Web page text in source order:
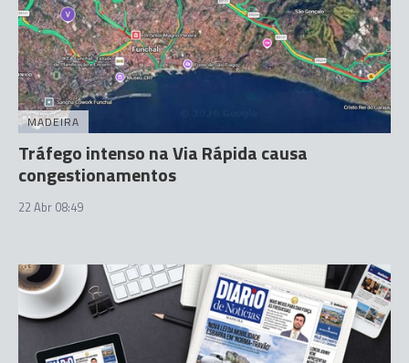
MADEIRA
Tráfego intenso na Via Rápida causa
congestionamentos
22 Abr 08:49